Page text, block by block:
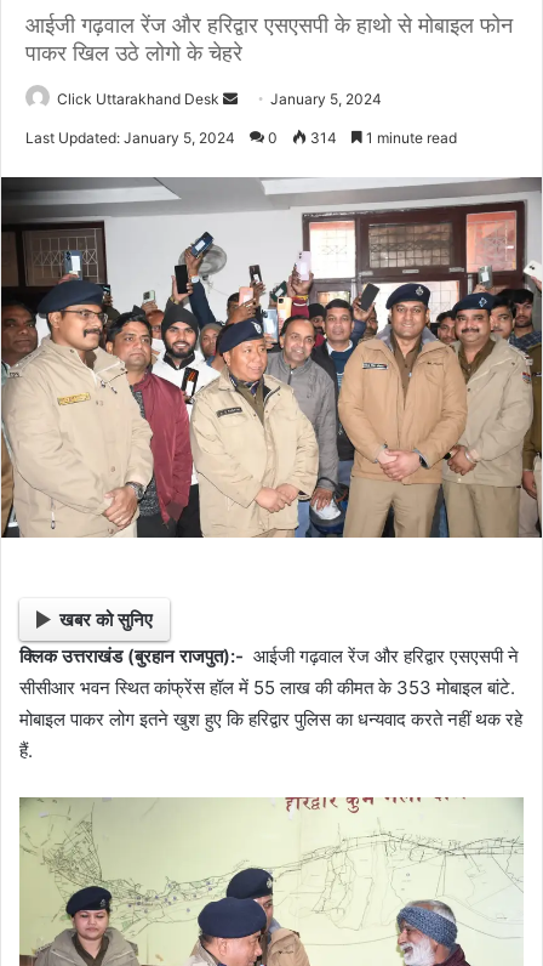
आईजी गढ़वाल रेंज और हरिद्वार एसएसपी के हाथो से मोबाइल फोन
पाकर खिल उठे लोगो के चेहरे
Click Uttarakhand Desk
a
m
i
l
January 5, 2024
Last Updated: January 5, 2024 0 314 1 minute read
खबर को सुनिए
क्लिक उत्तराखंड (बुरहान राजपुत):- आईजी गढ़वाल रेंज और हरिद्वार एसएसपी ने
सीसीआर भवन स्थित कांफ्रेंस हॉल में 55 लाख की कीमत के 353 मोबाइल बांटे.
मोबाइल पाकर लोग इतने खुश हुए कि हरिद्वार पुलिस का धन्यवाद करते नहीं थक रहे
हैं.